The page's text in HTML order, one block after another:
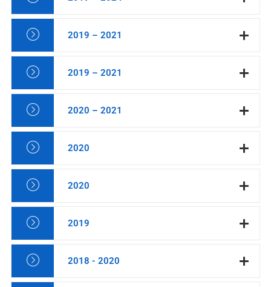
2019 – 2021
2019 – 2021
2020 – 2021
2020
2020
2019
2018 - 2020